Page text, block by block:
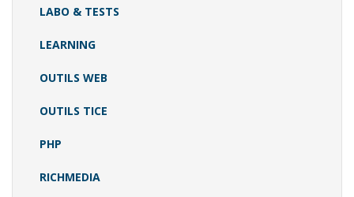
LABO & TESTS
LEARNING
OUTILS WEB
OUTILS TICE
PHP
RICHMEDIA